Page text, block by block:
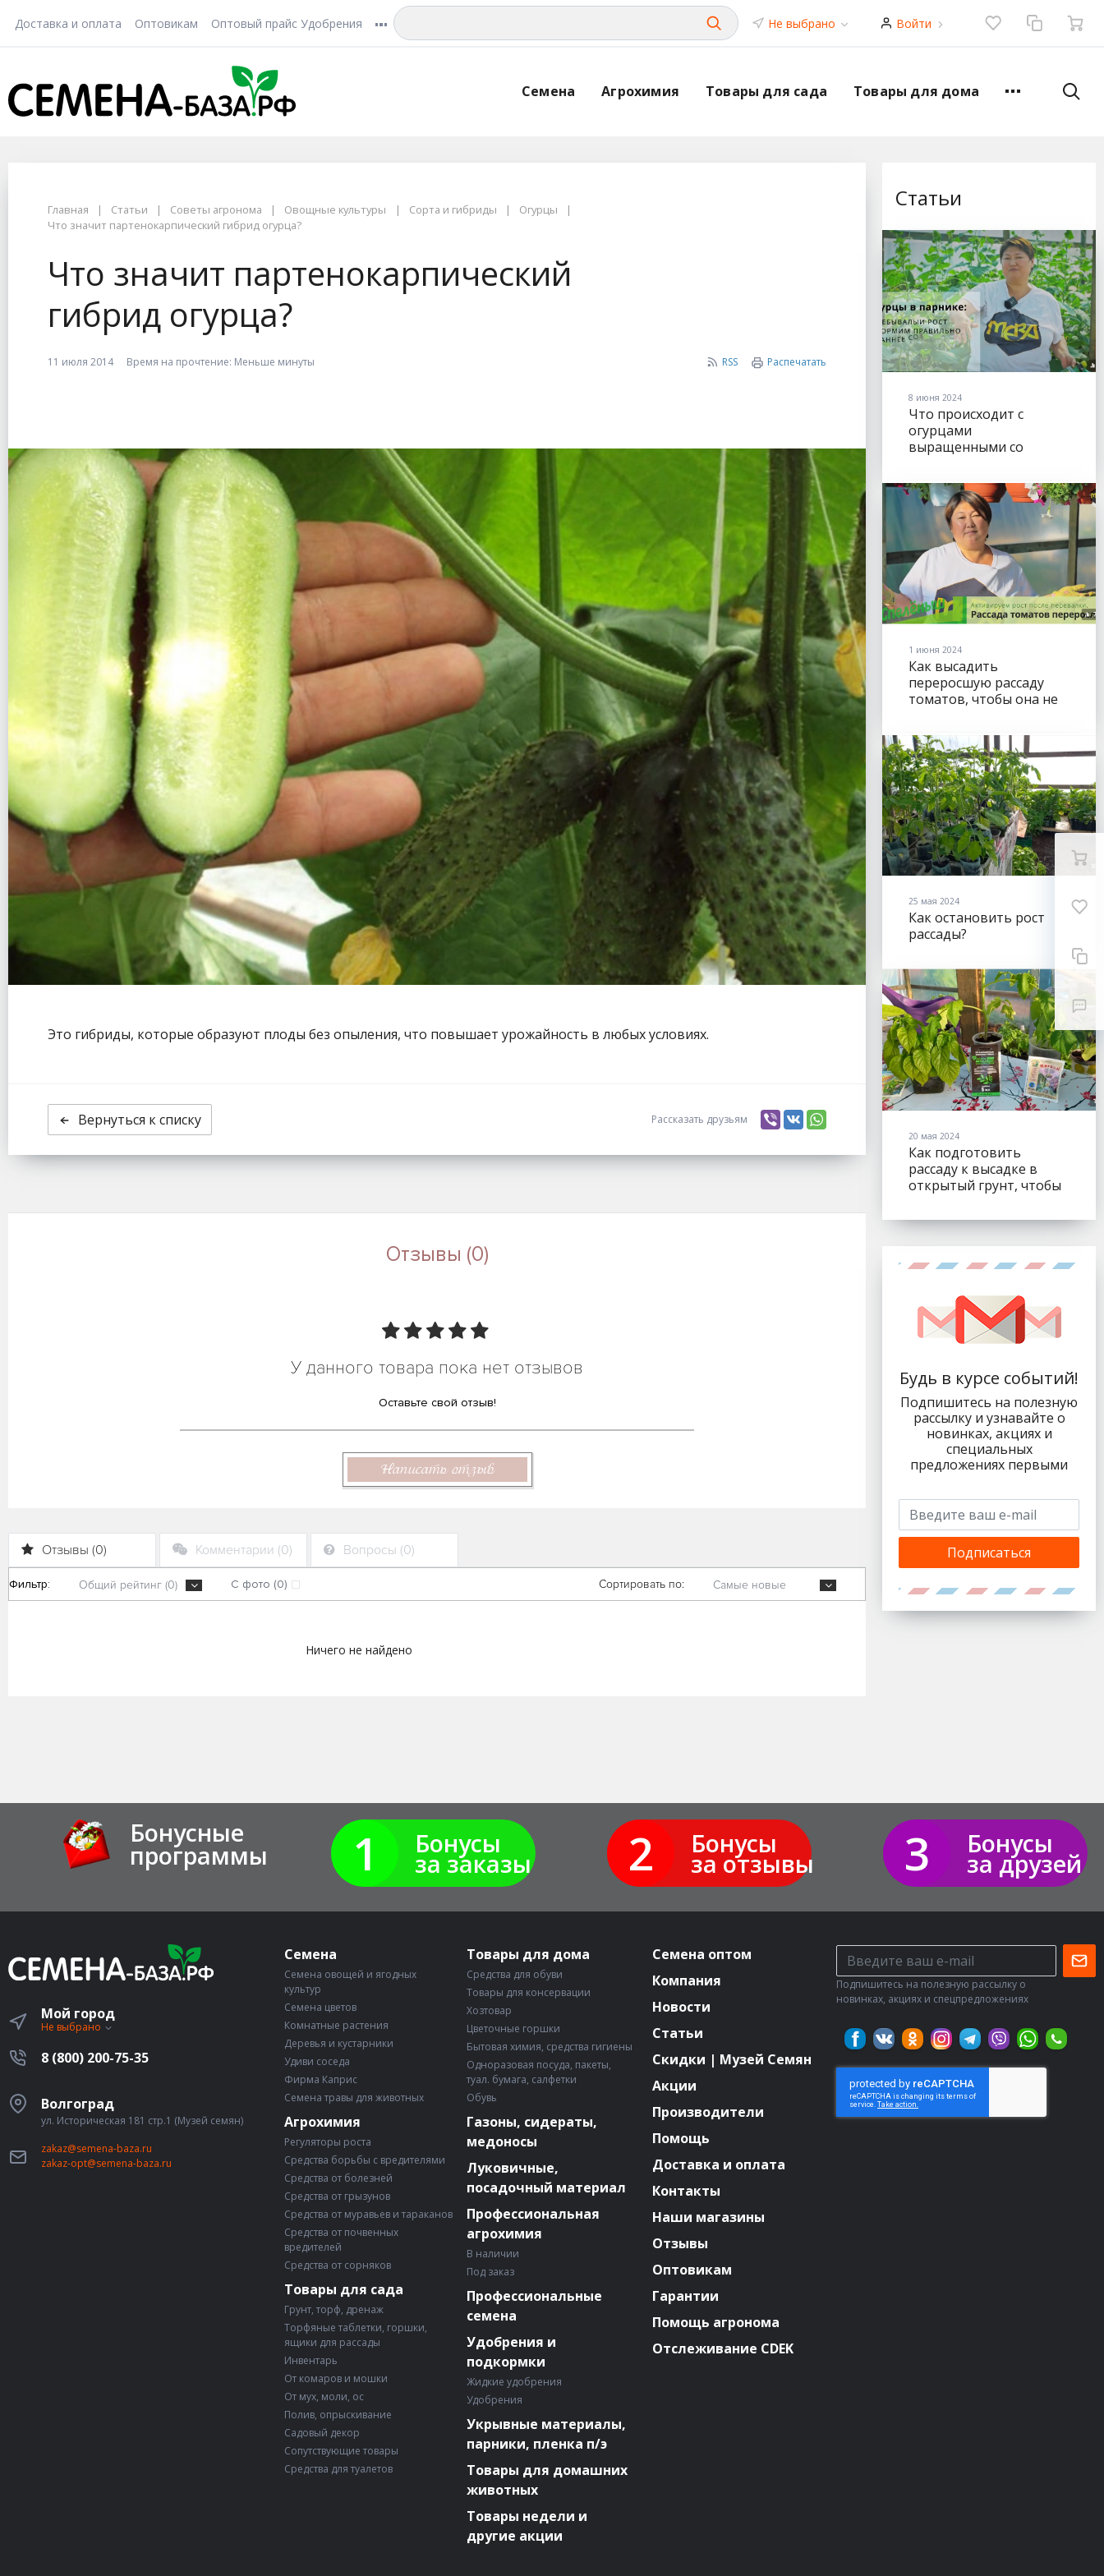
Доставка и оплата Оптовикам Оптовый прайс Удобрения Не выбрано Войти
Семена Агрохимия Товары для сада Товары для дома
Главная Статьи Советы агронома Овощные культуры Сорта и гибриды
Огурцы
Что значит партенокарпический гибрид огурца?
Что значит партенокарпический
гибрид огурца?
11 июля 2014 Время на прочтение: Меньше минуты RSS Распечатать
Это гибриды, которые образуют плоды без опыления, что повышает урожайность в любых условиях.
Вернуться к списку Рассказать друзьям
Отзывы (0)
У данного товара пока нет отзывов
Оставьте свой отзыв!
Написать отзыв
Отзывы (0) Комментарии (0) Вопросы (0)
Фильтр: Общий рейтинг (0) С фото (0) Сортировать по: Самые новые
Ничего не найдено
Статьи
8 июня 2024
Что происходит с
огурцами
выращенными со
1 июня 2024
Как высадить
переросшую рассаду
томатов, чтобы она не
25 мая 2024
Как остановить рост
рассады?
20 мая 2024
Как подготовить
рассаду к высадке в
открытый грунт, чтобы
Будь в курсе событий!
Подпишитесь на полезную
рассылку и узнавайте о
новинках, акциях и
специальных
предложениях первыми
Подписаться
Бонусные
программы 1 Бонусы
за заказы 2 Бонусы
за отзывы 3 Бонусы
за друзей
Мой город
Не выбрано
8 (800) 200-75-35
Волгоград
ул. Историческая 181 стр.1 (Музей семян)
zakaz@semena-baza.ru
zakaz-opt@semena-baza.ru
Семена
Семена овощей и ягодных
культур
Семена цветов
Комнатные растения
Деревья и кустарники
Удиви соседа
Фирма Каприс
Семена травы для животных
Агрохимия
Регуляторы роста
Средства борьбы с вредителями
Средства от болезней
Средства от грызунов
Средства от муравьев и тараканов
Средства от почвенных
вредителей
Средства от сорняков
Товары для сада
Грунт, торф, дренаж
Торфяные таблетки, горшки,
ящики для рассады
Инвентарь
От комаров и мошки
От мух, моли, ос
Полив, опрыскивание
Садовый декор
Сопутствующие товары
Средства для туалетов
Товары для дома
Средства для обуви
Товары для консервации
Хозтовар
Цветочные горшки
Бытовая химия, средства гигиены
Одноразовая посуда, пакеты,
туал. бумага, салфетки
Обувь
Газоны, сидераты,
медоносы
Луковичные,
посадочный материал
Профессиональная
агрохимия
В наличии
Под заказ
Профессиональные
семена
Удобрения и
подкормки
Жидкие удобрения
Удобрения
Укрывные материалы,
парники, пленка п/э
Товары для домашних
животных
Товары недели и
другие акции
Семена оптом
Компания
Новости
Статьи
Скидки | Музей Семян
Акции
Производители
Помощь
Доставка и оплата
Контакты
Наши магазины
Отзывы
Оптовикам
Гарантии
Помощь агронома
Отслеживание CDEK
Подпишитесь на полезную рассылку о
новинках, акциях и спецпредложениях